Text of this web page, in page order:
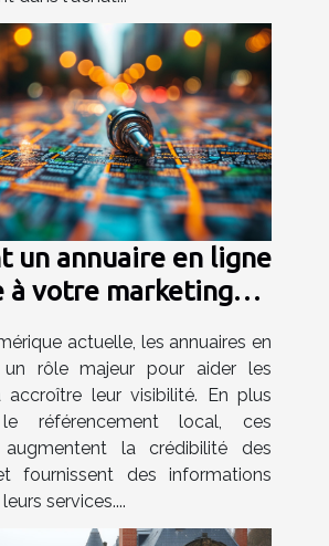
un annuaire en ligne
à votre marketing
actuelle, les annuaires en
rôle majeur pour aider les
accroître leur visibilité. En plus
le référencement local, ces
augmentent la crédibilité des
fournissent des informations
services....